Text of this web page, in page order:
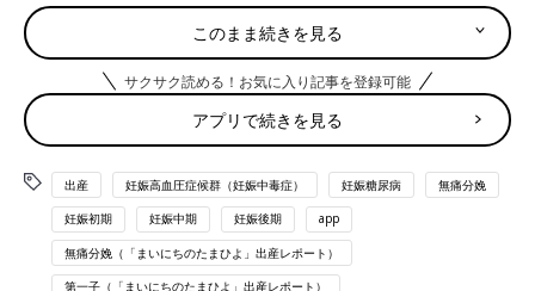
立って料理できるくらい
21:30頃 痛み強くなる 座ってても結構きつい
おりもの増えた感覚で血が混じる感じ
破水ではないと思う
痛み15分間隔くらいになる
22時お風呂に入る
22:45
6〜8分間隔になる
このまま続きを見る
サクサク読める！お気に入り記事を登録可能
アプリで続きを見る
出産 妊娠高血圧症候群（妊娠中毒症） 妊娠糖尿病 無痛分娩
妊娠初期 妊娠中期 妊娠後期 app
無痛分娩（「まいにちのたまひよ」出産レポート）
第一子（「まいにちのたまひよ」出産レポート）